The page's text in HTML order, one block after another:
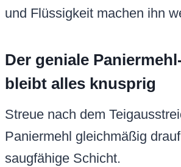
und Flüssigkeit machen ihn
Der geniale
bleibt alles knusprig
Streue nach dem
Paniermehl gleichmäßig
saugfähige Schicht.